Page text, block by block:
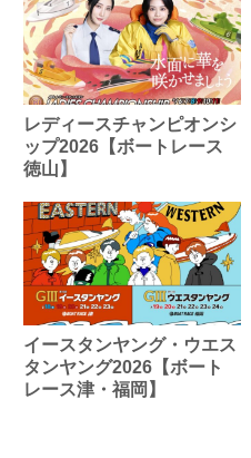
レディースチャンピオンシ
ップ2026【ボートレース
徳山】
イースタンヤング・ウエス
タンヤング2026【ボート
レース津・福岡】